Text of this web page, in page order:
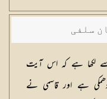
سلفی
لکھا ہے کہ اس آیت
ہے اور قاسمی نے